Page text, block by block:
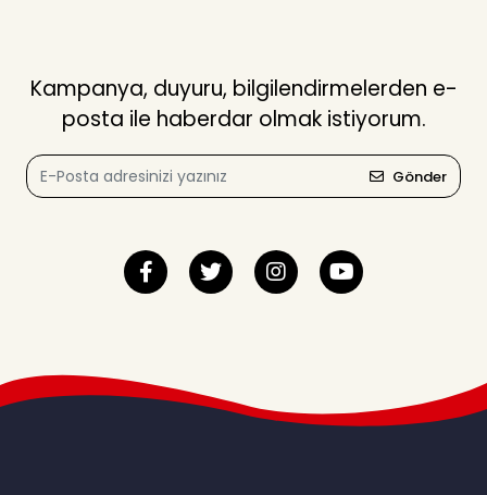
Kampanya, duyuru, bilgilendirmelerden e-
posta ile haberdar olmak istiyorum.
Gönder